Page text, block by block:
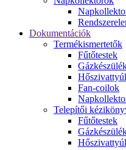
Dokumentációk
Termékismertetők
Fűtőtestek
Fan-coilok
Telepítői
Fűtőtestek